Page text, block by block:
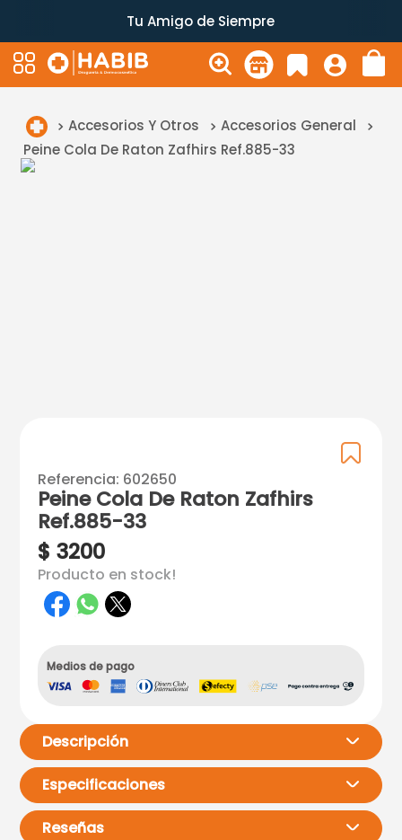
Tu Amigo de Siempre
Accesorios Y Otros
Accesorios General
Peine Cola De Raton Zafhirs Ref.885-33
Referencia: 602650
Peine Cola De Raton Zafhirs
Ref.885-33
$ 3200
Producto en stock!
Medios de pago
Descripción
Especificaciones
Reseñas